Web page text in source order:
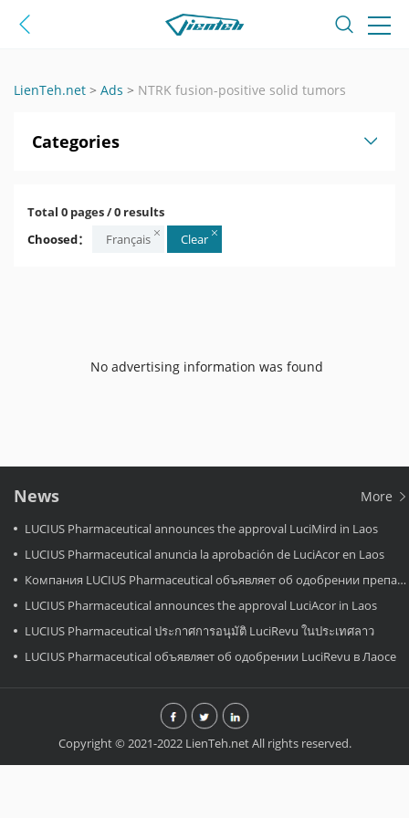
LienTeh.net > Ads > NTRK fusion-positive solid tumors
Categories
Total 0 pages / 0 results
Choosed：
Français Clear
No advertising information was found
News More
LUCIUS Pharmaceutical announces the approval LuciMird in Laos
LUCIUS Pharmaceutical anuncia la aprobación de LuciAcor en Laos
Компания LUCIUS Pharmaceutical объявляет об одобрении препарата LuciAcor в Лаосе.
LUCIUS Pharmaceutical announces the approval LuciAcor in Laos
LUCIUS Pharmaceutical ประกาศการอนุมัติ LuciRevu ในประเทศลาว
LUCIUS Pharmaceutical объявляет об одобрении LuciRevu в Лаосе
Copyright © 2021-2022 LienTeh.net All rights reserved.